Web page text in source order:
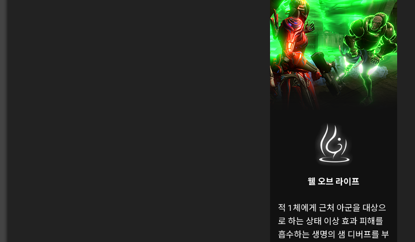
웰 오브 라이프
적 1체에게 근처 아군을 대상으
로 하는 상태 이상 효과 피해를
흡수하는 생명의 샘 디버프를 부